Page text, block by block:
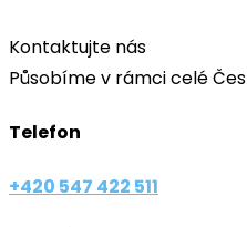
​Kontaktujte nás
Působíme v rámci celé
Telefon
+420 547 422 511